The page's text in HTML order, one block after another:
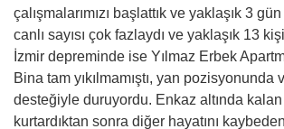
çalışmalarımızı başlattık ve yaklaşık 3
canlı sayısı çok fazlaydı ve yaklaşık 13
İzmir depreminde ise Yılmaz Erbek
Bina tam yıkılmamıştı, yan pozisyonunda
desteğiyle duruyordu. Enkaz altında kalan
kurtardıktan sonra diğer hayatını kaybeden